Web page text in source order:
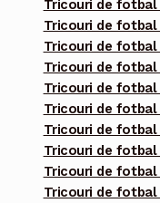
Tricouri de fotbal
Tricouri de fotbal
Tricouri de fotbal
Tricouri de fotbal
Tricouri de fotbal
Tricouri de fotbal
Tricouri de fotbal
Tricouri de fotbal
Tricouri de fotbal
Tricouri de fotbal